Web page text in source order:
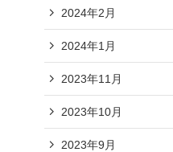
2024年2月
2024年1月
2023年11月
2023年10月
2023年9月